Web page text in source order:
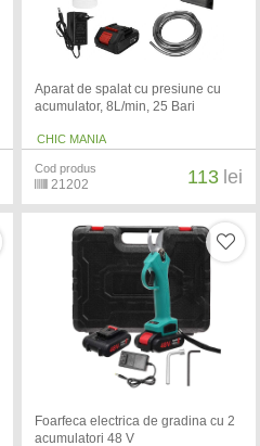
Aparat de spalat cu presiune cu
acumulator, 8L/min, 25 Bari
CHIC MANIA
Cod produs
21202 113 lei
Foarfeca electrica de gradina cu 2
acumulatori 48 V